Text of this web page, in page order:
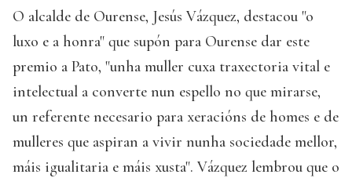
O alcalde de Ourense, Jesús Vázquez, destacou "o
luxo e a honra" que supón para Ourense dar este
premio a Pato, "unha muller cuxa traxectoria vital e
intelectual a converte nun espello no que mirarse,
un referente necesario para xeracións de homes e de
mulleres que aspiran a vivir nunha sociedade mellor,
máis igualitaria e máis xusta". Vázquez lembrou que o